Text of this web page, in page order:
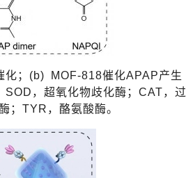
化 ； (b) MOF-818催化APAP产生
SOD ，超氧化物歧化酶； CAT，过
酶； TYR ，酪氨酸酶。